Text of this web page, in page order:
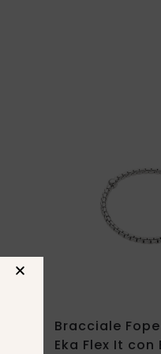
It
Bracciale
Eka Flex It con